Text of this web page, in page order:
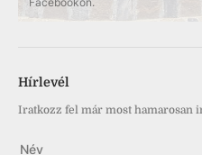
Hírlevél
Iratkozz fel már most